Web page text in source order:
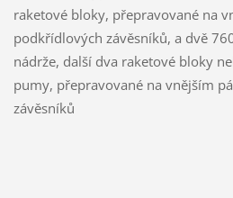
raketové bloky, přepravované na
podkřídlových závěsníků, a dvě
nádrže, další dva raketové bloky
pumy, přepravované na vnějším
závěsníků